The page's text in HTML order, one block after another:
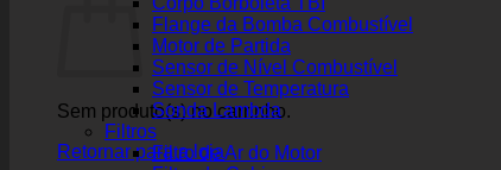
Sem produto(s) no carrinho.
Retornar para a loja
Flange da Bomba Combustível
Motor de Partida
Sensor de Nível Combustível
Sensor de Temperatura
Sonda Lambda
Filtros
Filtro de Ar do Motor